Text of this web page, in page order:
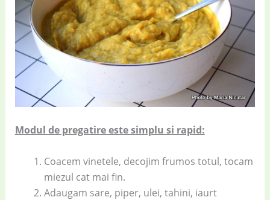
Modul de pregatire este simplu si rapid:
Coacem vinetele, decojim frumos totul, tocam
miezul cat mai fin.
Adaugam sare, piper, ulei, tahini, iaurt